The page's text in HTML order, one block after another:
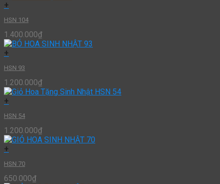
+
HSN 104
1.400.000₫
+
HSN 93
1.200.000₫
+
HSN 54
1.200.000₫
+
HSN 70
650.000₫